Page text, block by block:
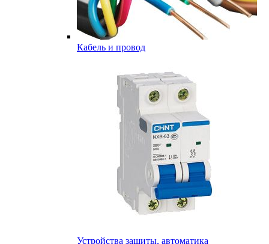
Кабель и провод
Устройства защиты, автоматика